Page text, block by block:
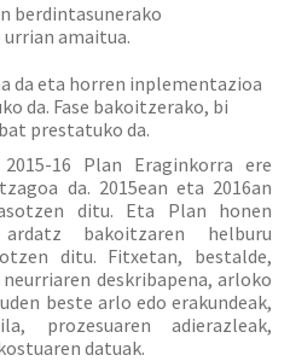
berdintasunerako
amaitua.
da eta horren inplementazioa
da. Fase bakoitzerako, bi
prestatuko da.
16 Plan Eraginkorra ere
da. 2015ean eta 2016an
ditu. Eta Plan honen
bakoitzaren helburu
ditu. Fitxetan, bestalde,
deskribapena, arloko
beste arlo edo erakundeak,
prozesuaren adierazleak,
datuak.